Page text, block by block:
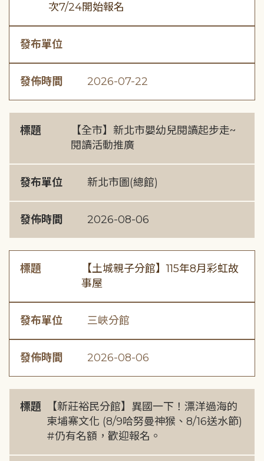
次7/24開始報名
發布單位
發佈時間 2026-07-22
標題
【全市】新北市嬰幼兒閱讀起步走~
閱讀活動推廣
發布單位 新北市圖(總館)
發佈時間 2026-08-06
標題
【土城親子分館】115年8月彩虹故
事屋
發布單位 三峽分館
發佈時間 2026-08-06
標題
【新莊裕民分館】異國一下！漂洋過海的
柬埔寨文化 (8/9哈努曼神猴、8/16送水節)
#仍有名額，歡迎報名。